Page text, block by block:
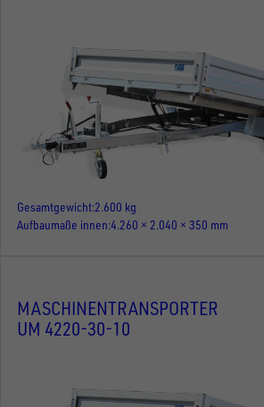
Gesamtgewicht 2.600 kg
Aufbaumaße innen 4.260 × 2.040 × 350 mm
MASCHINENTRANSPORTER
UM 4220-30-10